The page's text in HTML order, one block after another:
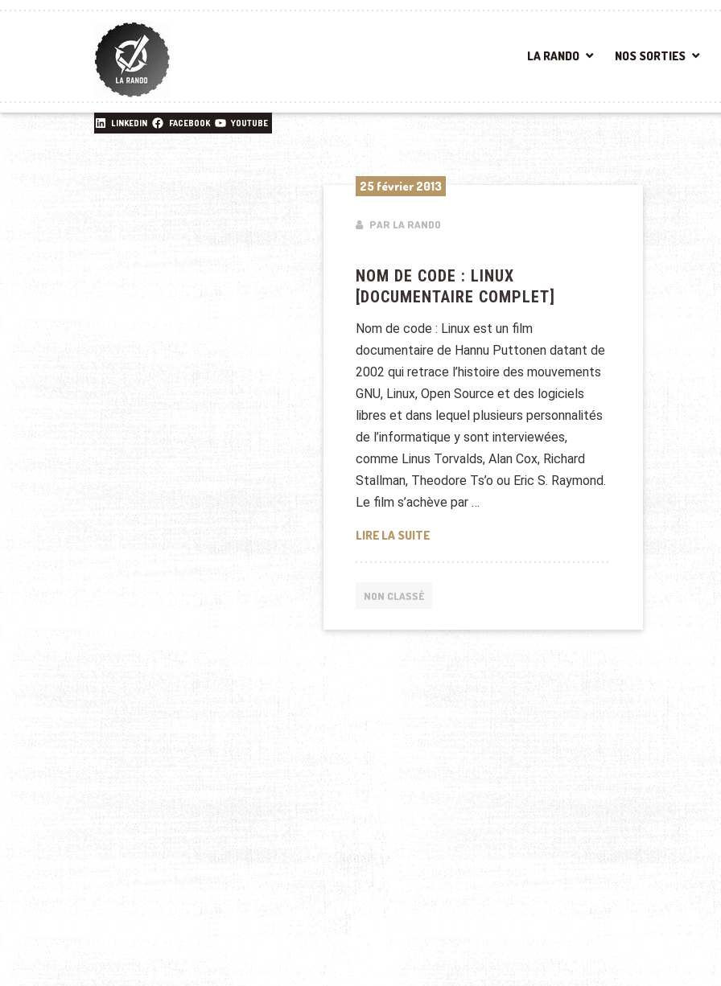
LA RANDO NOS SORTIES
LINKEDIN FACEBOOK YOUTUBE
25 février 2013
PAR LA RANDO
NOM DE CODE : LINUX
[DOCUMENTAIRE COMPLET]
Nom de code : Linux est un film
documentaire de Hannu Puttonen datant de
2002 qui retrace l’histoire des mouvements
GNU, Linux, Open Source et des logiciels
libres et dans lequel plusieurs personnalités
de l’informatique y sont interviewées,
comme Linus Torvalds, Alan Cox, Richard
Stallman, Theodore Ts’o ou Eric S. Raymond.
Le film s’achève par …
LIRE LA SUITENOM DE CODE : LINUX [DOCUMENTAIRE COMPLET]
NON CLASSÉ